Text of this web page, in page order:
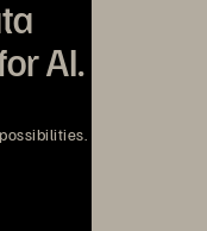
AI.